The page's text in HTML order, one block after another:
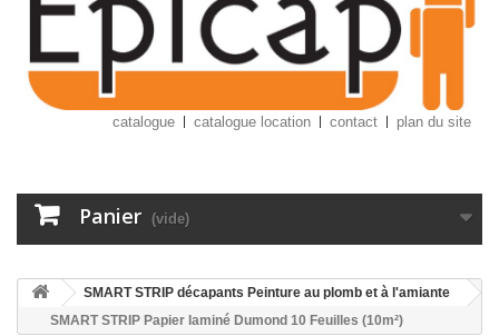
catalogue catalogue location contact plan du site
Panier (vide)
SMART STRIP décapants Peinture au plomb et à l'amiante
SMART STRIP Papier laminé Dumond 10 Feuilles (10m²)